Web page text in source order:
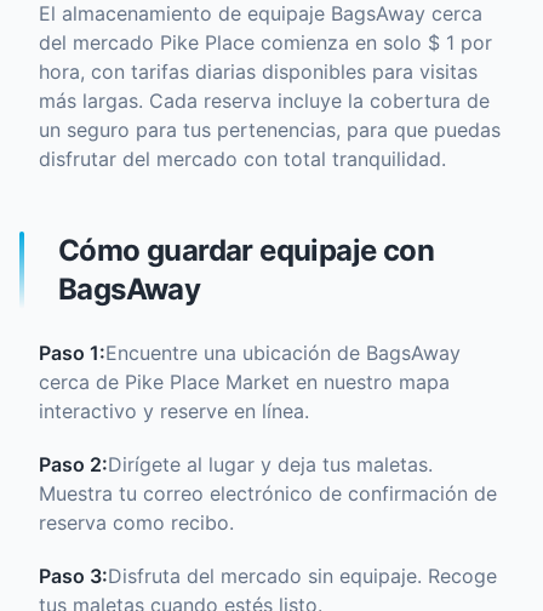
El almacenamiento de equipaje BagsAway cerca
del mercado Pike Place comienza en solo $ 1 por
hora, con tarifas diarias disponibles para visitas
más largas. Cada reserva incluye la cobertura de
un seguro para tus pertenencias, para que puedas
disfrutar del mercado con total tranquilidad.
Cómo guardar equipaje con
BagsAway
Paso 1:Encuentre una ubicación de BagsAway
cerca de Pike Place Market en nuestro mapa
interactivo y reserve en línea.
Paso 2:Dirígete al lugar y deja tus maletas.
Muestra tu correo electrónico de confirmación de
reserva como recibo.
Paso 3:Disfruta del mercado sin equipaje. Recoge
tus maletas cuando estés listo.